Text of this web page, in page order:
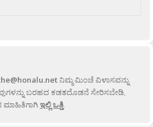
ನಿಮ್ಮ ಮಿಂಚೆ ವಿಳಾಸವನ್ನು
ಬರಹದ ಕಡತದೊಡನೆ ಸೇರಿಸಬೇಡಿ,
ಮಾಹಿತಿಗಾಗಿಇಲ್ಲಿ ಒತ್ತಿ.